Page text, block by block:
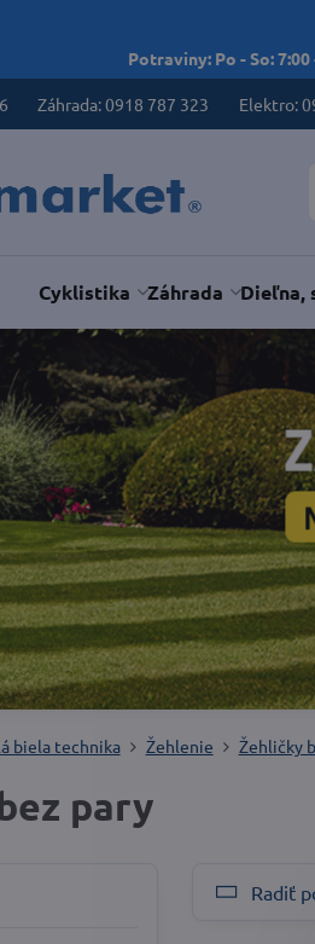
Potraviny: Po - So:
Záhrada: 0918 787 323 Elektro:
Cyklistika Záhrada Dieľna,
biela technika Žehlenie Žehličky
pary
Radiť